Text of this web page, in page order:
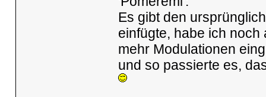
Es gibt den
einfügte, habe ich
mehr Modulationen
und so passierte es,